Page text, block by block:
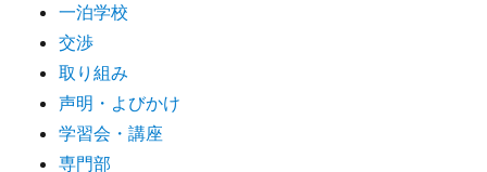
一泊学校
交渉
取り組み
声明・よびかけ
学習会・講座
専門部